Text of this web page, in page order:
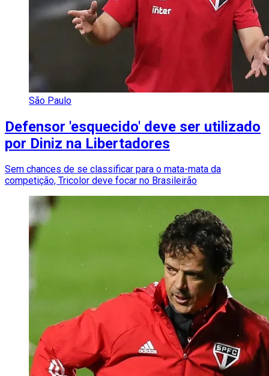
São Paulo
Defensor 'esquecido' deve ser utilizado
por Diniz na Libertadores
Sem chances de se classificar para o mata-mata da
competição, Tricolor deve focar no Brasileirão